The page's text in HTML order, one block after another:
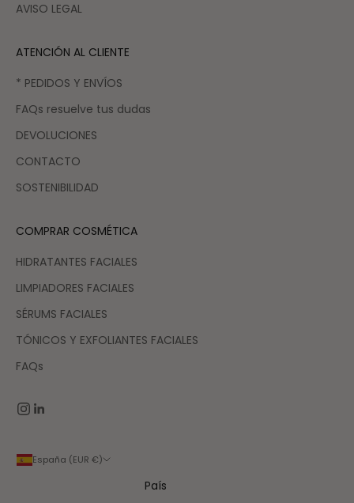
AVISO LEGAL
ATENCIÓN AL CLIENTE
* PEDIDOS Y ENVÍOS
FAQs resuelve tus dudas
DEVOLUCIONES
CONTACTO
SOSTENIBILIDAD
COMPRAR COSMÉTICA
HIDRATANTES FACIALES
LIMPIADORES FACIALES
SÉRUMS FACIALES
TÓNICOS Y EXFOLIANTES FACIALES
FAQs
España (EUR €)
País